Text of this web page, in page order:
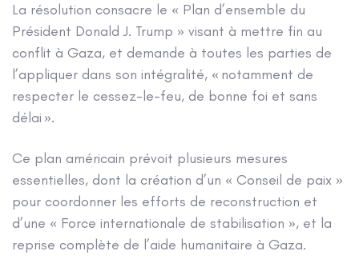
La résolution consacre le « Plan d’ensemble du
Président Donald J. Trump » visant à mettre fin au
conflit à Gaza, et demande à toutes les parties de
l’appliquer dans son intégralité, « notamment de
respecter le cessez-le-feu, de bonne foi et sans
délai ».
Ce plan américain prévoit plusieurs mesures
essentielles, dont la création d’un « Conseil de paix »
pour coordonner les efforts de reconstruction et
d’une « Force internationale de stabilisation », et la
reprise complète de l’aide humanitaire à Gaza.